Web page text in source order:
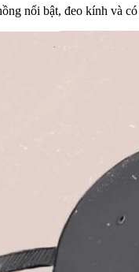
nổi bật, đeo kính và